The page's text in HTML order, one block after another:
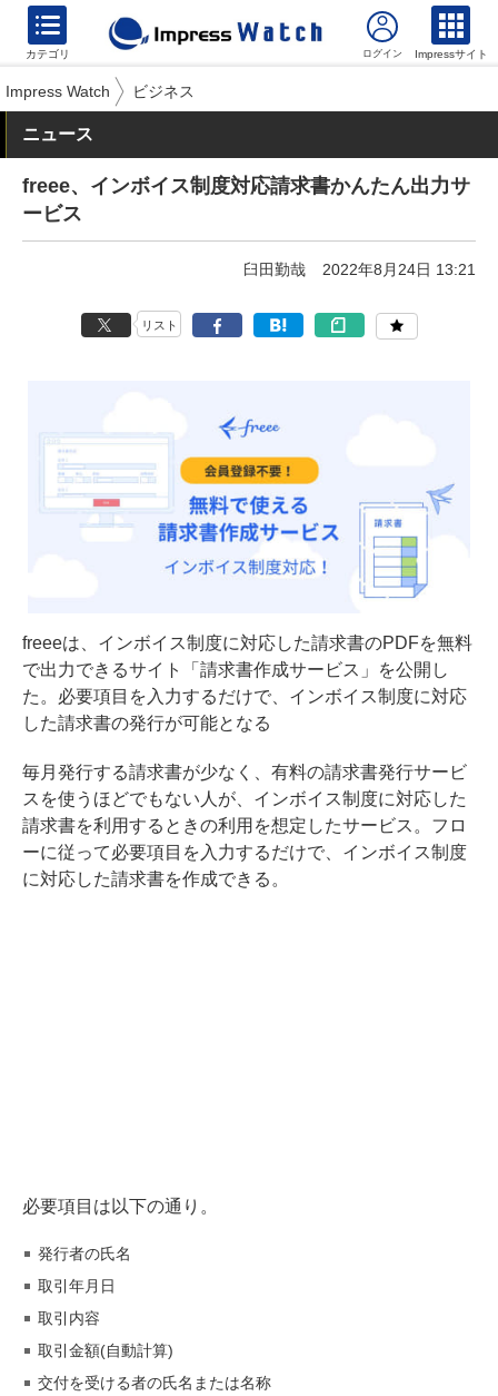
カテゴリ Impressサイト
Impress Watch ビジネス
ニュース
freee、インボイス制度対応請求書かんたん出力サ
ービス
臼田勤哉 2022年8月24日 13:21
リスト
freeeは、インボイス制度に対応した請求書のPDFを無料
で出力できるサイト「請求書作成サービス」を公開し
た。必要項目を入力するだけで、インボイス制度に対応
した請求書の発行が可能となる
毎月発行する請求書が少なく、有料の請求書発行サービ
スを使うほどでもない人が、インボイス制度に対応した
請求書を利用するときの利用を想定したサービス。フロ
ーに従って必要項目を入力するだけで、インボイス制度
に対応した請求書を作成できる。
必要項目は以下の通り。
発行者の氏名
取引年月日
取引内容
取引金額(自動計算)
交付を受ける者の氏名または名称